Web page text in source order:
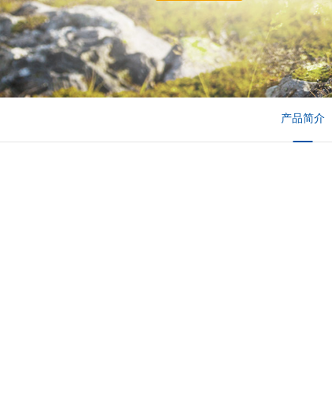
产品简介